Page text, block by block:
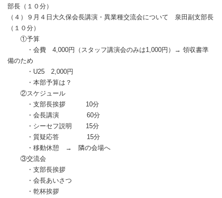
部長（１０分）
（４）９月４日大久保会長講演・異業種交流会について 泉田副支部長
（１０分）
①予算
・会費 4,000円（スタッフ講演会のみは1,000円）→ 領収書準
備のため
・U25 2,000円
・本部予算は？
②スケジュール
・支部長挨拶 10分
・会長講演 60分
・シーセフ説明 15分
・質疑応答 15分
・移動休憩 → 隣の会場へ
③交流会
・支部長挨拶
・会長あいさつ
・乾杯挨拶